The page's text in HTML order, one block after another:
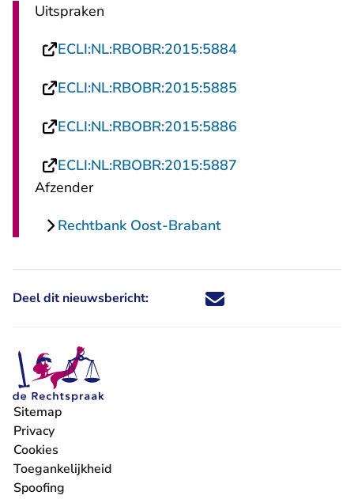
Uitspraken
ECLI:NL:RBOBR:2015:5884- U verlaat
ECLI:NL:RBOBR:2015:5885
ECLI:NL:RBOBR:2015:5886
ECLI:NL:RBOBR:2015:5887
Afzender
Rechtbank Oost-Brabant
Deel dit nieuwsbericht: Deel dit nieuwsbericht via X -
Deel dit nieuwsbericht via
Deel dit nieuwsbericht
Deel dit
Sitemap
Privacy
Cookies
Toegankelijkheid
Spoofing